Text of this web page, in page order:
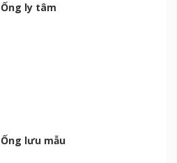
Ống ly tâm
Ống lưu mẫu